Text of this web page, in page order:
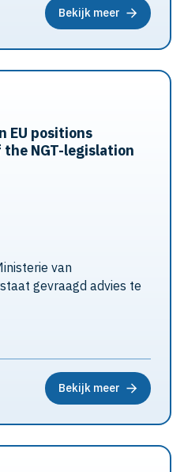
Bekijk meer
EU positions
NGT-legislation
van
gevraagd advies te
Bekijk meer